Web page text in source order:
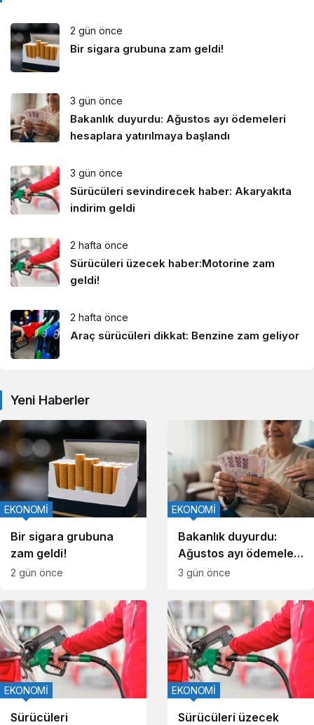
2 gün önce
Bir sigara grubuna zam geldi!
3 gün önce
Bakanlık duyurdu: Ağustos ayı ödemeleri
hesaplara yatırılmaya başlandı
3 gün önce
Sürücüleri sevindirecek haber: Akaryakıta
indirim geldi
2 hafta önce
Sürücüleri üzecek haber:Motorine zam
geldi!
2 hafta önce
Araç sürücüleri dikkat: Benzine zam geliyor
Yeni Haberler
Bir sigara grubuna
zam geldi!
EKONOMİ
2 gün önce
Bakanlık duyurdu:
Ağustos ayı ödemeleri
hesaplara yatırılmaya
EKONOMİ
3 gün önce
Sürücüleri
EKONOMİ
Sürücüleri üzecek
EKONOMİ